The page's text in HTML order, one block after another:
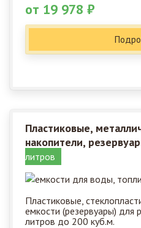
от 19 978 ₽
Пластиковые,
накопители,
литров
Пластиковые,
емкости (резервуары) для
литров до 200 куб.м.